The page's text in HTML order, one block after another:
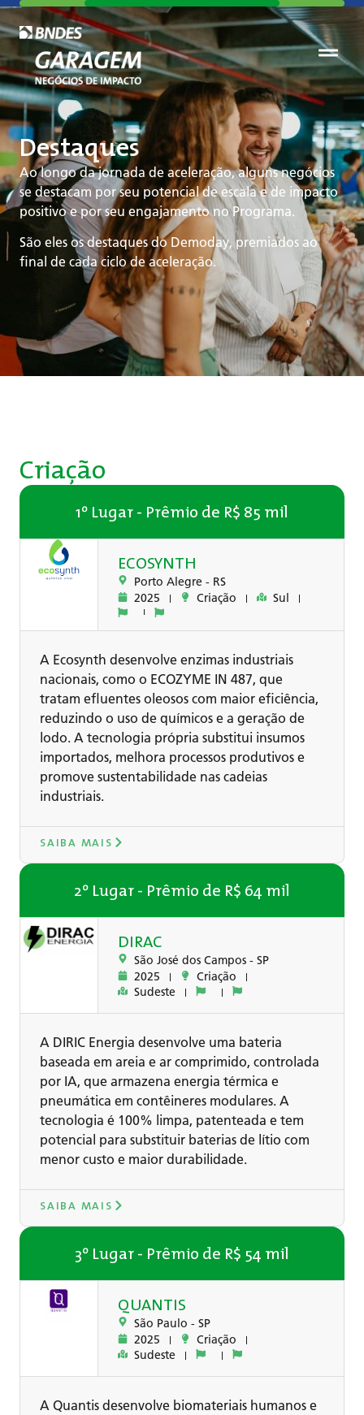
Destaques
Ao longo da jornada de aceleração, alguns negócios
se destacam por seu potencial de escala e de impacto
positivo e por seu engajamento no Programa.
São eles os destaques do Demoday, premiados ao
final de cada ciclo de aceleração.
Criação
1º Lugar - Prêmio de R$ 85 mil
ECOSYNTH
Porto Alegre - RS
2025
Criação Sul
A Ecosynth desenvolve enzimas industriais
nacionais, como o ECOZYME IN 487, que
tratam efluentes oleosos com maior eficiência,
reduzindo o uso de químicos e a geração de
lodo. A tecnologia própria substitui insumos
importados, melhora processos produtivos e
promove sustentabilidade nas cadeias
industriais.
SAIBA MAIS
2º Lugar - Prêmio de R$ 64 mil
DIRAC
São José dos Campos - SP
2025
Criação
Sudeste
A DIRIC Energia desenvolve uma bateria
baseada em areia e ar comprimido, controlada
por IA, que armazena energia térmica e
pneumática em contêineres modulares. A
tecnologia é 100% limpa, patenteada e tem
potencial para substituir baterias de lítio com
menor custo e maior durabilidade.
SAIBA MAIS
3º Lugar - Prêmio de R$ 54 mil
QUANTIS
São Paulo - SP
2025
Criação
Sudeste
A Quantis desenvolve biomateriais humanos e